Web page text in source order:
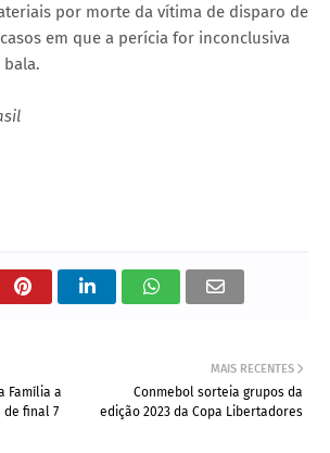
por morte da vítima de disparo de
em que a perícia for inconclusiva
MAIS RECENTES
Conmebol sorteia grupos da
edição 2023 da Copa Libertadores
Família a
de final 7